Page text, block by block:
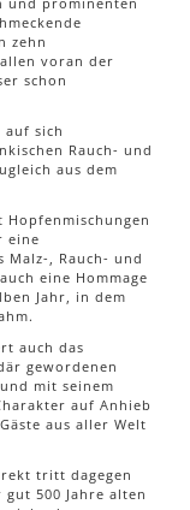
zehn
voran der
schon
auf sich
Rauch- und
aus dem
Hopfenmischungen
eine
Malz-, Rauch- und
eine Hommage
Jahr, in dem
auch das
gewordenen
mit seinem
auf Anhieb
aus aller Welt
tritt dagegen
500 Jahre alten